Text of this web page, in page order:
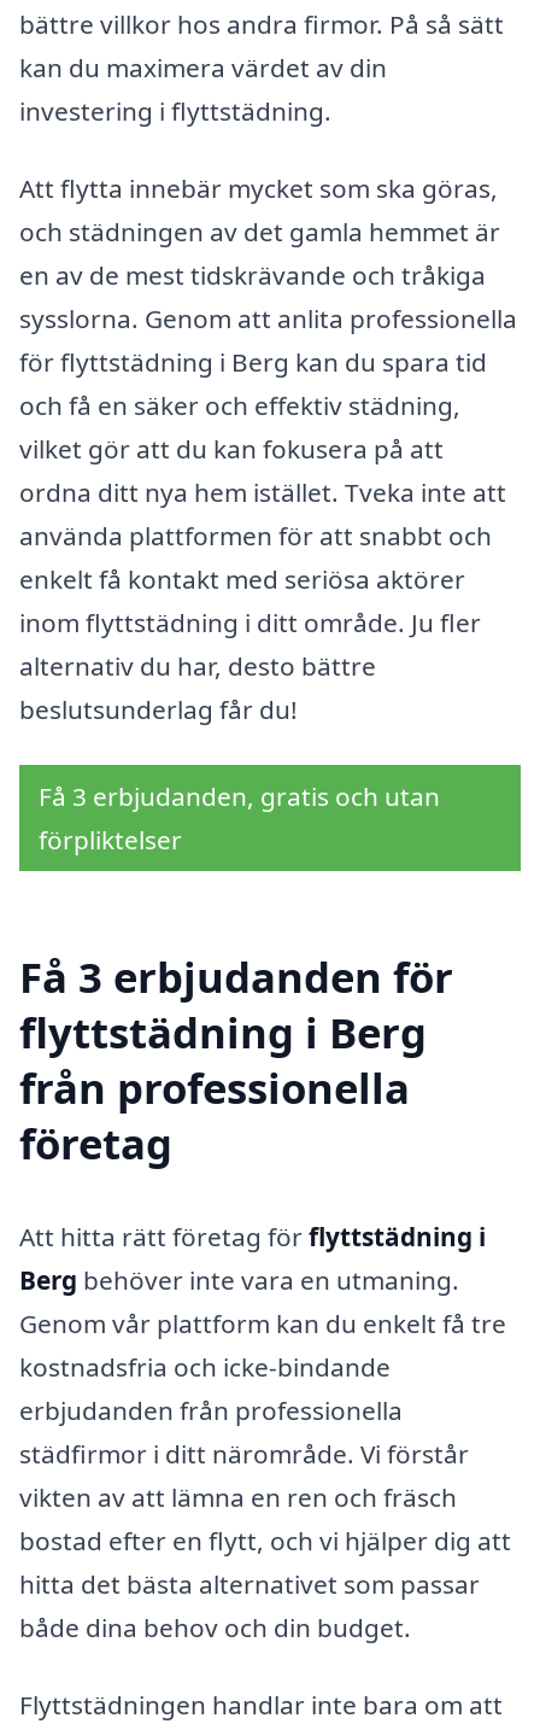
bättre villkor hos andra firmor. På så sätt
kan du maximera värdet av din
investering i flyttstädning.
Att flytta innebär mycket som ska göras,
och städningen av det gamla hemmet är
en av de mest tidskrävande och tråkiga
sysslorna. Genom att anlita professionella
för flyttstädning i Berg kan du spara tid
och få en säker och effektiv städning,
vilket gör att du kan fokusera på att
ordna ditt nya hem istället. Tveka inte att
använda plattformen för att snabbt och
enkelt få kontakt med seriösa aktörer
inom flyttstädning i ditt område. Ju fler
alternativ du har, desto bättre
beslutsunderlag får du!
Få 3 erbjudanden, gratis och utan
förpliktelser
Få 3 erbjudanden för
flyttstädning i Berg
från professionella
företag
Att hitta rätt företag förflyttstädning i
Berg behöver inte vara en utmaning.
Genom vår plattform kan du enkelt få tre
kostnadsfria och icke-bindande
erbjudanden från professionella
städfirmor i ditt närområde. Vi förstår
vikten av att lämna en ren och fräsch
bostad efter en flytt, och vi hjälper dig att
hitta det bästa alternativet som passar
både dina behov och din budget.
Flyttstädningen handlar inte bara om att